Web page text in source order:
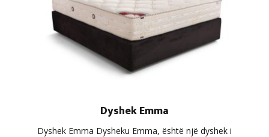
Dyshek Emma
Dyshek Emma Dysheku Emma, është një dyshek i